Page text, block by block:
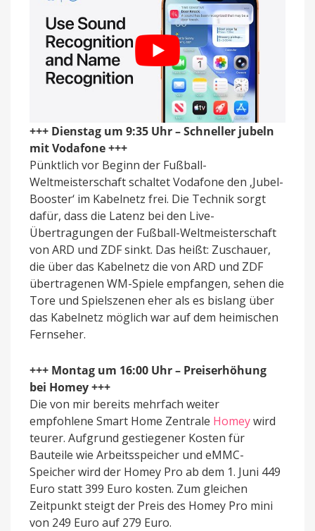
+++ Dienstag um 9:35 Uhr – Schneller jubeln
mit Vodafone +++
Pünktlich vor Beginn der Fußball-
Weltmeisterschaft schaltet Vodafone den ‚Jubel-
Booster‘ im Kabelnetz frei. Die Technik sorgt
dafür, dass die Latenz bei den Live-
Übertragungen der Fußball-Weltmeisterschaft
von ARD und ZDF sinkt. Das heißt: Zuschauer,
die über das Kabelnetz die von ARD und ZDF
übertragenen WM-Spiele empfangen, sehen die
Tore und Spielszenen eher als es bislang über
das Kabelnetz möglich war auf dem heimischen
Fernseher.
+++ Montag um 16:00 Uhr – Preiserhöhung
bei Homey +++
Die von mir bereits mehrfach weiter
empfohlene Smart Home Zentrale Homeywird
teurer. Aufgrund gestiegener Kosten für
Bauteile wie Arbeitsspeicher und eMMC-
Speicher wird der Homey Pro ab dem 1. Juni 449
Euro statt 399 Euro kosten. Zum gleichen
Zeitpunkt steigt der Preis des Homey Pro mini
von 249 Euro auf 279 Euro.